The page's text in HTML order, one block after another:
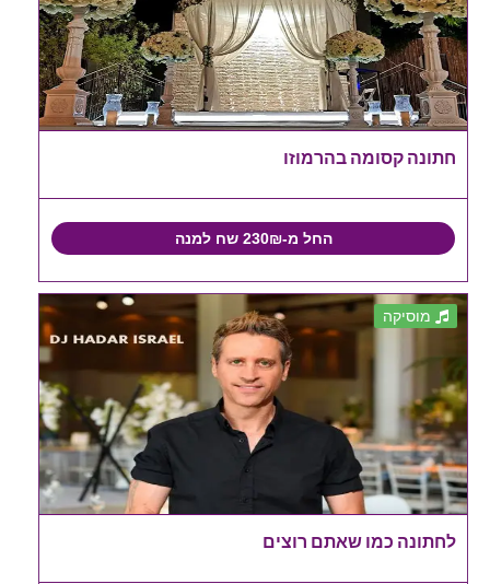
חתונה קסומה בהרמוזו
החל מ-230₪ שח למנה
מוסיקה
לחתונה כמו שאתם רוצים